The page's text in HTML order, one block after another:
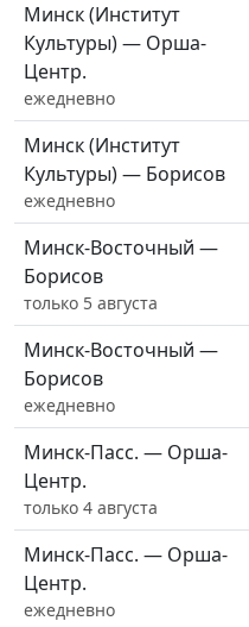
Минск (Институт
Культуры) — Орша-
Центр.
ежедневно
Минск (Институт
Культуры) — Борисов
ежедневно
Минск-Восточный —
Борисов
только 5 августа
Минск-Восточный —
Борисов
ежедневно
Минск-Пасс. — Орша-
Центр.
только 4 августа
Минск-Пасс. — Орша-
Центр.
ежедневно